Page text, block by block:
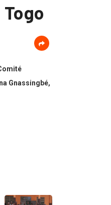
Gnassingbé,